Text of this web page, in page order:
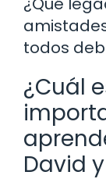
todos
¿Cuál
David